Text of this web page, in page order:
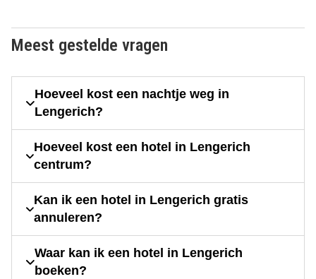
Meest gestelde vragen
Hoeveel kost een nachtje weg in
Lengerich?
Hoeveel kost een hotel in Lengerich
centrum?
Kan ik een hotel in Lengerich gratis
annuleren?
Waar kan ik een hotel in Lengerich
boeken?